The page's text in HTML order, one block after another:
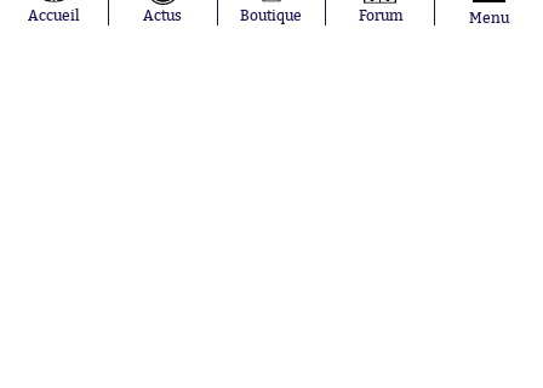
Niakhaté
RC Strasbourg
Accueil Actus Boutique Forum Menu